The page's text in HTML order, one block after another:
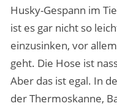
Husky-Gespann im
ist es gar nicht so
einzusinken, vor
geht. Die Hose ist
Aber das ist egal. In
der Thermoskanne,